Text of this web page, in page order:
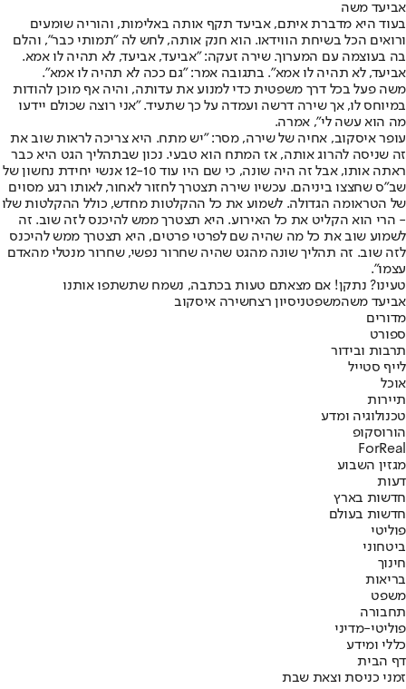
אביעד משה
בעוד היא מדברת איתם, אביעד תקף אותה באלימות, והוריה שומעים
ורואים הכל בשיחת הווידאו. הוא חנק אותה, לחש לה "תמותי כבר", והלם
בה בעוצמה עם המערוך. שירה זעקה: "אביעד, אביעד, לא תהיה לו אמא.
אביעד, לא תהיה לו אמא". בתגובה אמר: "גם ככה לא תהיה לו אמא".
משה פעל בכל דרך משפטית כדי למנוע את עדותה, והיה אף מוכן להודות
במיוחס לו, אך שירה דרשה ועמדה על כך שתעיד. "אני רוצה שכולם יידעו
מה הוא עשה לי", אמרה.
עופר איסקוב, אחיה של שירה, מסר: "יש מתח. היא צריכה לראות שוב את
זה שניסה להרוג אותה, אז המתח הוא טבעי. נכון שבתהליך הגט היא כבר
ראתה אותו, אבל זה היה שונה, כי שם היו עוד 12-10 אנשי יחידת נחשון של
שב"ס שחצצו ביניהם. עכשיו שירה תצטרך לחזור לאחור, לאותו רגע מסוים
של הטראומה הגדולה. לשמוע את כל ההקלטות מחדש, כולל ההקלטות שלו
- הרי הוא הקליט את כל האירוע. היא תצטרך ממש להיכנס לזה שוב. זה
לשמוע שוב את כל מה שהיה שם לפרטי פרטים, היא תצטרך ממש להיכנס
לזה שוב. זה תהליך שונה מהגט שהיה שחרור נפשי, שחרור מנטלי מהאדם
עצמו".
טעינו? נתקן! אם מצאתם טעות בכתבה, נשמח שתשתפו אותנו
אביעד משהמשפטניסיון רצחשירה איסקוב
מדורים
ספורט
תרבות ובידור
לייף סטייל
אוכל
תיירות
טכנולוגיה ומדע
הורוסקופ
ForReal
מגזין השבוע
דעות
חדשות בארץ
חדשות בעולם
פוליטי
ביטחוני
חינוך
בריאות
משפט
תחבורה
פוליטי-מדיני
כללי ומידע
דף הבית
זמני כניסת וצאת שבת